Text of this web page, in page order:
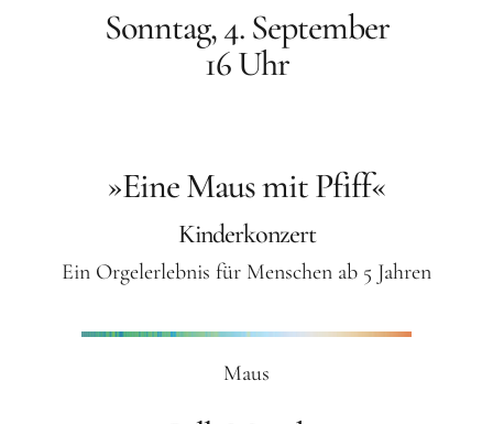
Festschrift
Orgelherbst 2024
Orgelherbst 2023
Orgelherbst 2022
Sonntag, 4. September
16 Uhr
»Eine Maus mit Pfiff«
Kinderkonzert
Ein Orgelerlebnis für Menschen ab 5 Jahren
Maus